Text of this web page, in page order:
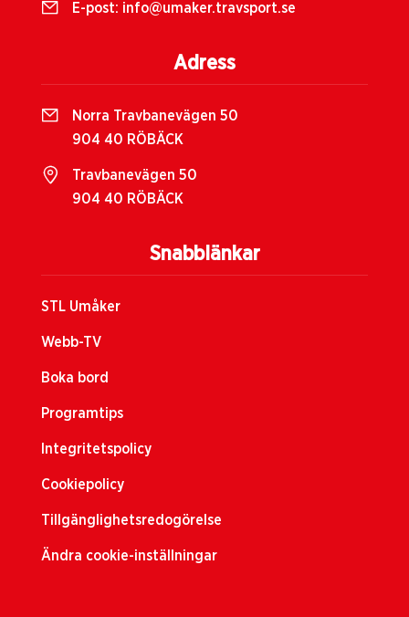
Snabblänkar
STL Umåker
Webb-TV
Boka bord
Programtips
Integritetspolicy
Cookiepolicy
Tillgänglighetsredogörelse
Ändra cookie-inställningar
E-post: info@umaker.travsport.se
Adress
Norra Travbanevägen 50
904 40 RÖBÄCK
Travbanevägen 50
904 40 RÖBÄCK